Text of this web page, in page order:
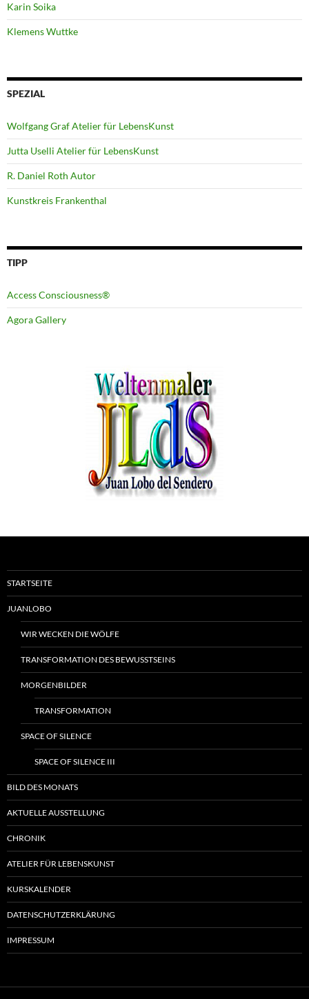
Karin Soika
Klemens Wuttke
SPEZIAL
Wolfgang Graf Atelier für LebensKunst
Jutta Uselli Atelier für LebensKunst
R. Daniel Roth Autor
Kunstkreis Frankenthal
TIPP
Access Consciousness®
Agora Gallery
STARTSEITE
JUANLOBO
WIR WECKEN DIE WÖLFE
TRANSFORMATION DES BEWUSSTSEINS
MORGENBILDER
TRANSFORMATION
SPACE OF SILENCE
SPACE OF SILENCE III
BILD DES MONATS
AKTUELLE AUSSTELLUNG
CHRONIK
ATELIER FÜR LEBENSKUNST
KURSKALENDER
DATENSCHUTZERKLÄRUNG
IMPRESSUM